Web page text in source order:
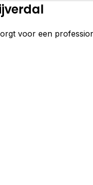
voor een